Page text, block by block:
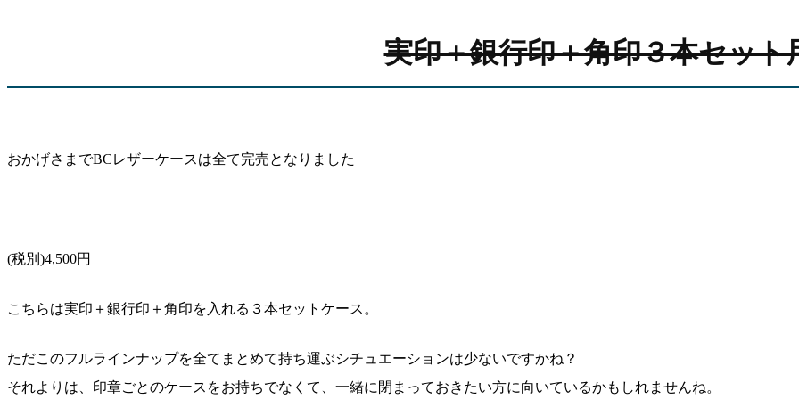
実印＋銀行印＋角印３本セット
おかげさまでBCレザーケースは全て完売となりました
(税別)4,500円
こちらは実印＋銀行印＋角印を入れる３本セットケース。
ただこのフルラインナップを全てまとめて持ち運ぶシチュエーションは少ないですかね？
それよりは、印章ごとのケースをお持ちでなくて、一緒に閉まっておきたい方に向いているかもしれませんね。